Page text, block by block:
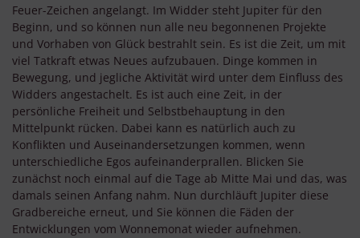
Feuer-Zeichen angelangt. Im Widder steht Jupiter für den
Beginn, und so können nun alle neu begonnenen Projekte
und Vorhaben von Glück bestrahlt sein. Es ist die Zeit, um mit
viel Tatkraft etwas Neues aufzubauen. Dinge kommen in
Bewegung, und jegliche Aktivität wird unter dem Einfluss des
Widders angestachelt. Es ist auch eine Zeit, in der
persönliche Freiheit und Selbstbehauptung in den
Mittelpunkt rücken. Dabei kann es natürlich auch zu
Konflikten und Auseinandersetzungen kommen, wenn
unterschiedliche Egos aufeinanderprallen. Blicken Sie
zunächst noch einmal auf die Tage ab Mitte Mai und das, was
damals seinen Anfang nahm. Nun durchläuft Jupiter diese
Gradbereiche erneut, und Sie können die Fäden der
Entwicklungen vom Wonnemonat wieder aufnehmen.